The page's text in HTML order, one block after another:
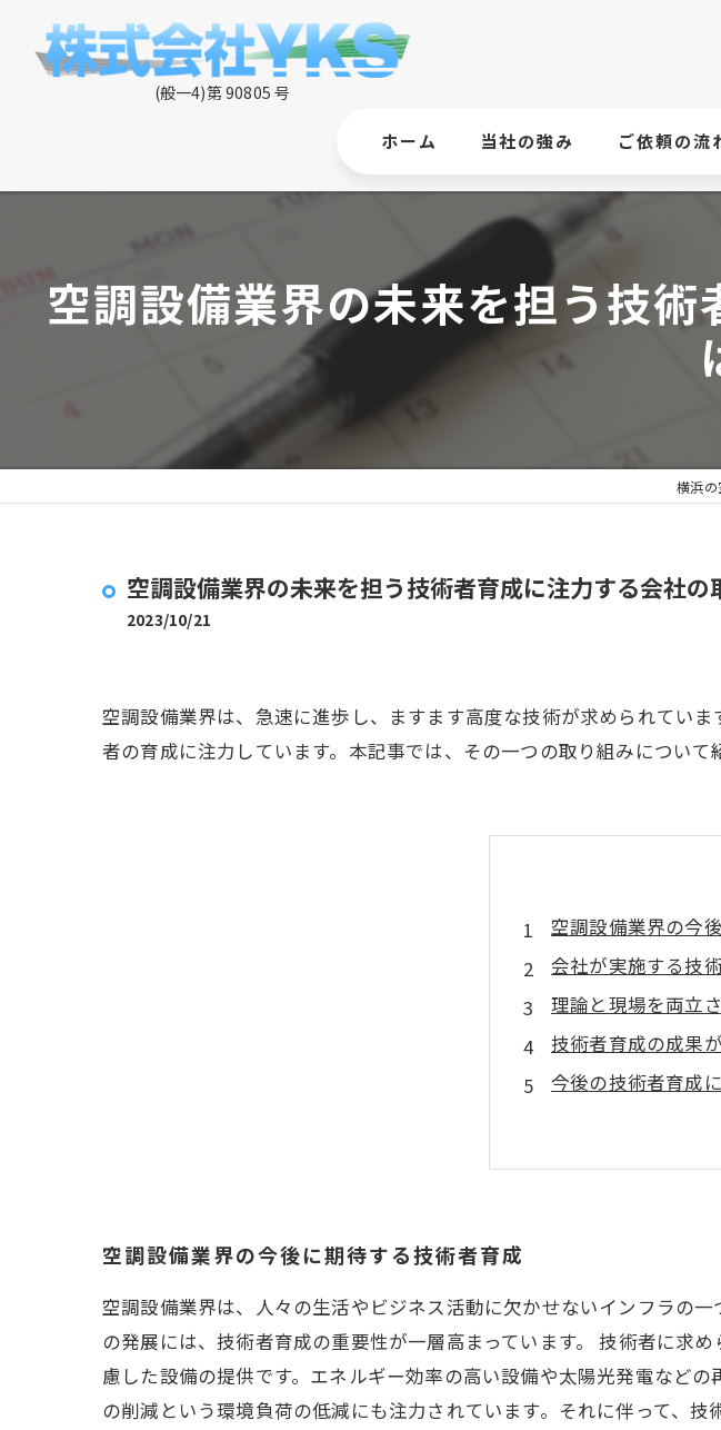
ホーム 当社の強み ご依頼の流
空調設備業界の未来を担う技
横浜の
空調設備業界の未来を担う技術者育成に注力する会社の
2023/10/21
空調設備業界は、急速に進歩し、ますます高度な技術が求められてい
者の育成に注力しています。本記事では、その一つの取り組みについて
空調設備業界の今
会社が実施する技
理論と現場を両立
技術者育成の成果
今後の技術者育成
空調設備業界の今後に期待する技術者育成
空調設備業界は、人々の生活やビジネス活動に欠かせないインフラの
の発展には、技術者育成の重要性が一層高まっています。 技術者に求
慮した設備の提供です。エネルギー効率の高い設備や太陽光発電など
の削減という環境負荷の低減にも注力されています。それに伴って、